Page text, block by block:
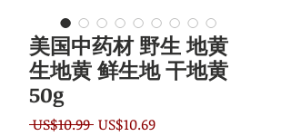
美国中药材 野生 地黄
生地黄 鲜生地 干地黄
50g
US$10.99 一US$10.69促